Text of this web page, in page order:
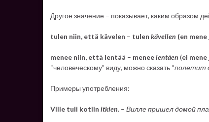
Другое значение – показывает, каким образом
tulen niin, että kävelen – tulen kävellen (en
menee niin, että lentää – meneelentäen (ei
“человеческому” виду, можно сказать “полетит
Примеры употребления:
Ville tuli kotiin itkien. – Вилле пришел домой